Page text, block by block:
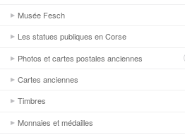
Musée Fesch
Les statues publiques en Corse
Photos et cartes postales anciennes
Cartes anciennes
Timbres
Monnaies et médailles